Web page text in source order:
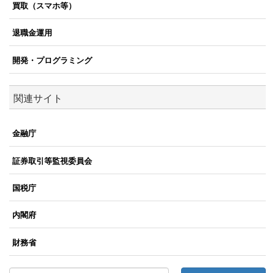
買取（スマホ等）
退職金運用
開発・プログラミング
関連サイト
金融庁
証券取引等監視委員会
国税庁
内閣府
財務省